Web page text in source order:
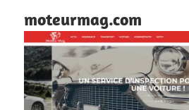
moteurmag.com